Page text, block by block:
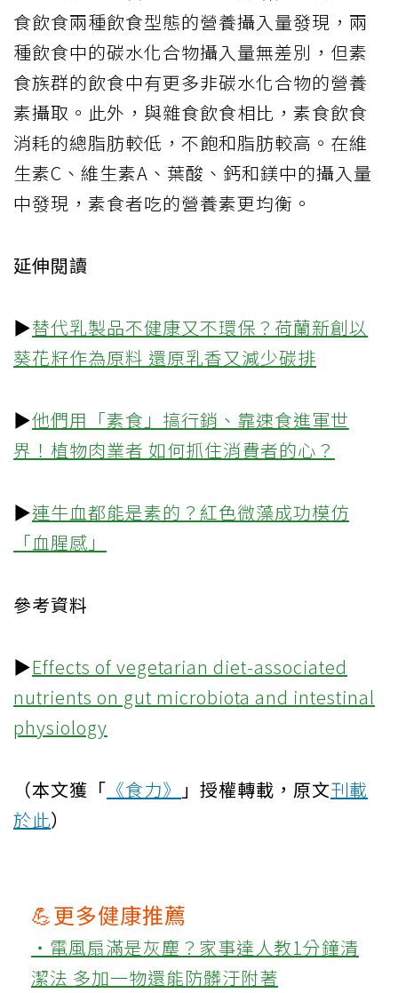
食飲食兩種飲食型態的營養攝入量發現，兩
種飲食中的碳水化合物攝入量無差別，但素
食族群的飲食中有更多非碳水化合物的營養
素攝取。此外，與雜食飲食相比，素食飲食
消耗的總脂肪較低，不飽和脂肪較高。在維
生素C、維生素A、葉酸、鈣和鎂中的攝入量
中發現，素食者吃的營養素更均衡。
延伸閱讀
▶替代乳製品不健康又不環保？荷蘭新創以
葵花籽作為原料 還原乳香又減少碳排
▶他們用「素食」搞行銷、靠速食進軍世
界！植物肉業者 如何抓住消費者的心？
▶連牛血都能是素的？紅色微藻成功模仿
「血腥感」
參考資料
▶Effects of vegetarian diet-associated
nutrients on gut microbiota and intestinal
physiology
（本文獲「 《食力》 」授權轉載，原文刊載
於此）
💪更多健康推薦
‧電風扇滿是灰塵？家事達人教1分鐘清
潔法 多加一物還能防髒汙附著